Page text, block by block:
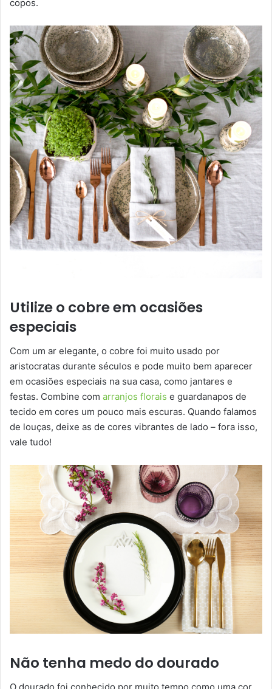
copos.
Utilize o cobre em ocasiões
especiais
Com um ar elegante, o cobre foi muito usado por
aristocratas durante séculos e pode muito bem aparecer
em ocasiões especiais na sua casa, como jantares e
festas. Combine com arranjos florais e guardanapos de
tecido em cores um pouco mais escuras. Quando falamos
de louças, deixe as de cores vibrantes de lado – fora isso,
vale tudo!
Não tenha medo do dourado